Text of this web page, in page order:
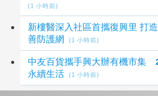
(1 小時前)
新樓醫深入社區首攜復興里 打
善防護網
(1 小時前)
中友百貨攜手興大辦有機市集
永續生活
(1 小時前)